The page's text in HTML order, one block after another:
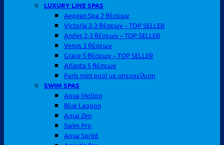
LUXURY LINE SPAS
Aegean Spa 2 θέσεων
Victoria 2-3 θέσεων – TOP SELLER
Andes 2-3 θέσεων – TOP SELLER
Venus 3 θέσεων
Grace 5 θέσεων – TOP SELLER
Atlanta 5 θέσεων
Paris mini pool με υπερχείλιση
SWIM SPAS
Aqua Motion
Blue Lagoon
Aqua Zen
Swim Pro
Aqua Sprint